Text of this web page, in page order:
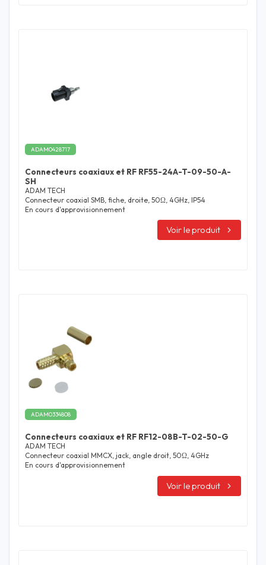
ADAM0428717
Connecteurs coaxiaux et RF RF55-24A-T-09-50-A-
SH
ADAM TECH
Connecteur coaxial SMB, fiche, droite, 50Ω, 4GHz, IP54
En cours d'approvisionnement
Voir le produit
ADAM0334808
Connecteurs coaxiaux et RF RF12-08B-T-02-50-G
ADAM TECH
Connecteur coaxial MMCX, jack, angle droit, 50Ω, 4GHz
En cours d'approvisionnement
Voir le produit